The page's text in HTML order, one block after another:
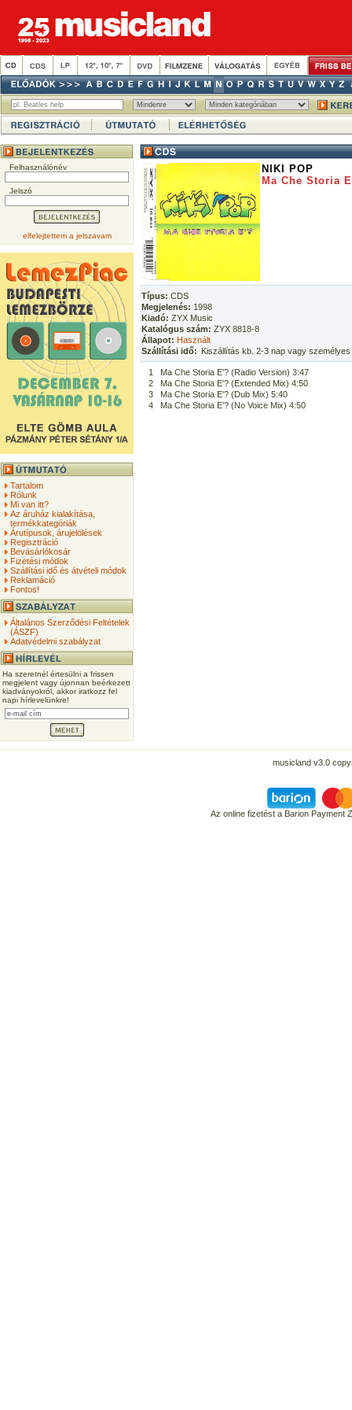
Felhasználónév
Jelszó
elfelejtettem a jelszavam
Tartalom
Rólunk
Mi van itt?
Az áruház kialakítása,
termékkategóriák
Árutípusok, árujelölések
Regisztráció
Bevásárlókosár
Fizetési módok
Szállítási idő és átvételi módok
Reklamáció
Fontos!
Általános Szerződési Feltételek
(ÁSZF)
Adatvédelmi szabályzat
Ha szeretnél értesülni a frissen
megjelent vagy újonnan beérkezett
kiadványokról, akkor iratkozz fel
napi hírlevelünkre!
NIKI POP
Ma Che Storia
Típus: CDS
Megjelenés: 1998
Kiadó: ZYX Music
Katalógus szám: ZYX 8818-8
Állapot: Használt
Szállítási idő: Kiszállítás kb. 2-3 nap vagy
1
Ma Che Storia E'? (Radio Version) 3:47
2
Ma Che Storia E'? (Extended Mix) 4:50
3
Ma Che Storia E'? (Dub Mix) 5:40
4
Ma Che Storia E'? (No Voice Mix) 4:50
musicland v3.0
Az online fizetést a Barion Payment